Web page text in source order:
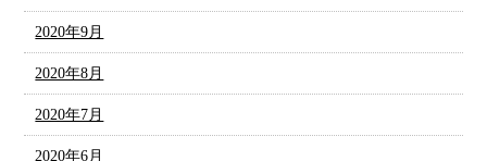
2020年9月
2020年8月
2020年7月
2020年6月